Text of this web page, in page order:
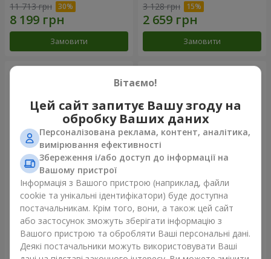
11 713 грн
Замовити
3 128 грн
Замовити
151 червона троянда
14 835 грн
Замовити
101 різнокольорова
троянда
8 152 грн
Замовити
Вітаємо!
Цей сайт запитує Вашу згоду на
обробку Ваших даних
Персоналізована реклама, контент, аналітика,
вимірювання ефективності
Збереження і/або доступ до інформації на
Вашому пристрої
Інформація з Вашого пристрою (наприклад, файли
cookie та унікальні ідентифікатори) буде доступна
постачальникам. Крім того, вони, а також цей сайт
або застосунок зможуть зберігати інформацію з
Вашого пристрою та обробляти Ваші персональні дані.
Деякі постачальники можуть використовувати Ваші